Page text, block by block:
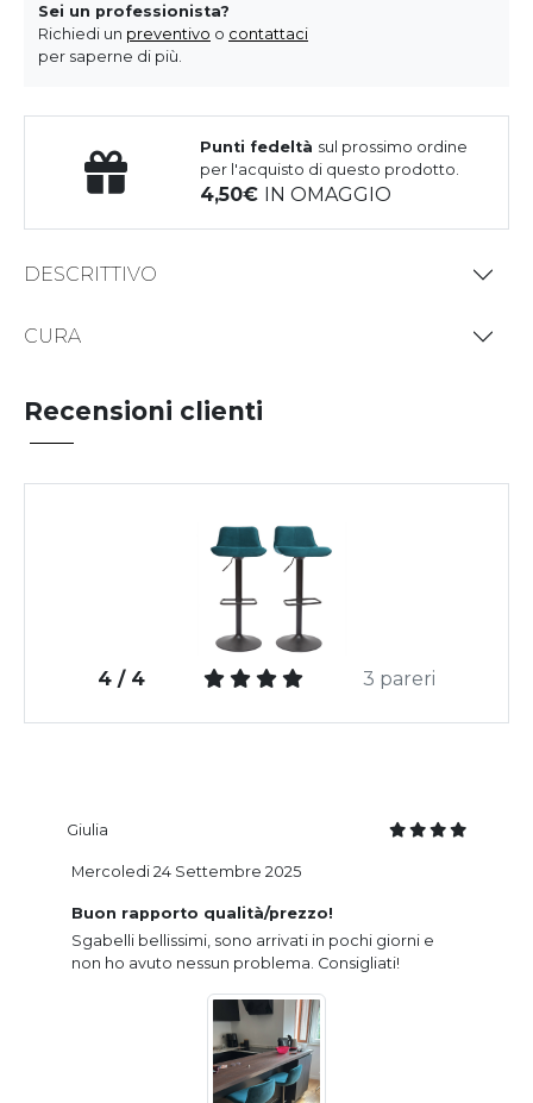
Sei un professionista?
Richiedi un preventivo o contattaci
per saperne di più.
Punti fedeltà sul prossimo ordine
per l'acquisto di questo prodotto.
4,50 IN OMAGGIO
DESCRITTIVO
CURA
Recensioni clienti
4 / 4 3 pareri
Giulia
Buon rapporto qualità/prezzo!
Sgabelli bellissimi, sono arrivati in pochi giorni e
non ho avuto nessun problema. Consigliati!
Mercoledi 24 Settembre 2025